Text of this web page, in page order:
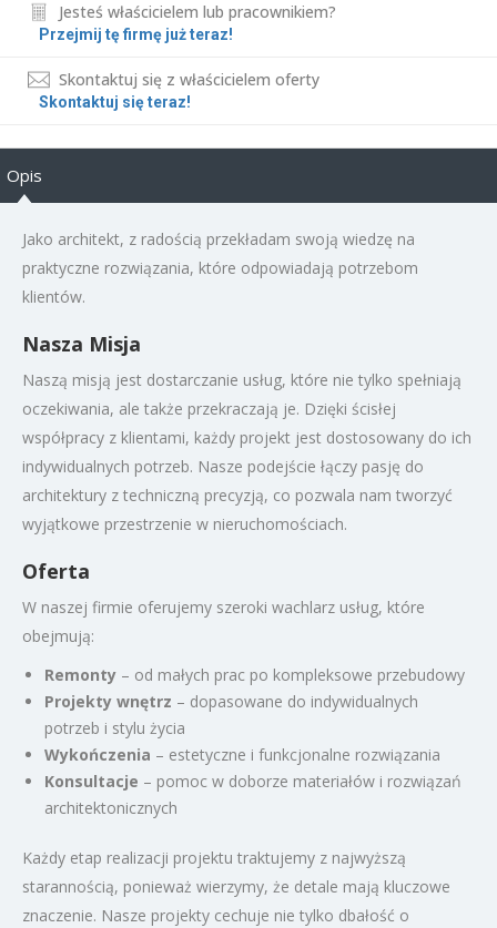
Jesteś właścicielem lub pracownikiem?
Przejmij tę firmę już teraz!
Skontaktuj się z właścicielem oferty
Skontaktuj się teraz!
Opis
Jako architekt, z radością przekładam swoją wiedzę na
praktyczne rozwiązania, które odpowiadają potrzebom
klientów.
Nasza Misja
Naszą misją jest dostarczanie usług, które nie tylko spełniają
oczekiwania, ale także przekraczają je. Dzięki ścisłej
współpracy z klientami, każdy projekt jest dostosowany do ich
indywidualnych potrzeb. Nasze podejście łączy pasję do
architektury z techniczną precyzją, co pozwala nam tworzyć
wyjątkowe przestrzenie w nieruchomościach.
Oferta
W naszej firmie oferujemy szeroki wachlarz usług, które
obejmują:
Remonty – od małych prac po kompleksowe przebudowy
Projekty wnętrz – dopasowane do indywidualnych
potrzeb i stylu życia
Wykończenia – estetyczne i funkcjonalne rozwiązania
Konsultacje – pomoc w doborze materiałów i rozwiązań
architektonicznych
Każdy etap realizacji projektu traktujemy z najwyższą
starannością, ponieważ wierzymy, że detale mają kluczowe
znaczenie. Nasze projekty cechuje nie tylko dbałość o